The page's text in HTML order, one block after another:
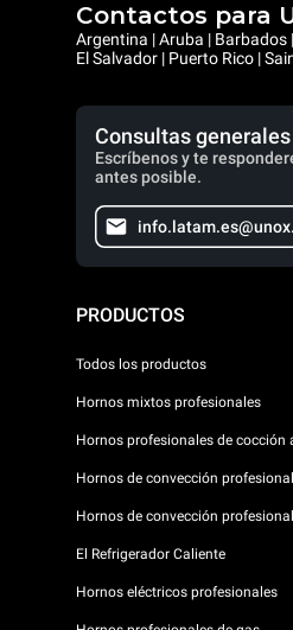
Contactos para
Argentina | Aruba | Barbados
El Salvador | Puerto Rico |
Consultas generales
Escríbenos y te
antes posible.
PRODUCTOS
Todos los productos
Hornos mixtos profesionales
Hornos profesionales de cocción
Hornos de convección
Hornos de convección
El Refrigerador Caliente
Hornos eléctricos profesionales